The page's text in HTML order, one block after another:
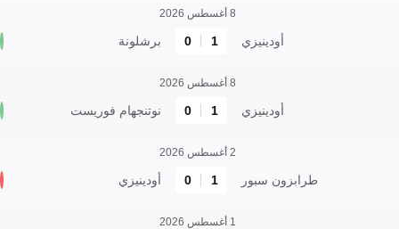
8 أغسطس 2026
أودينيزي 1
0 برشلونة
8 أغسطس 2026
أودينيزي 1
0 نوتنجهام فوريست
2 أغسطس 2026
طرابزون سبور 1
0 أودينيزي
1 أغسطس 2026